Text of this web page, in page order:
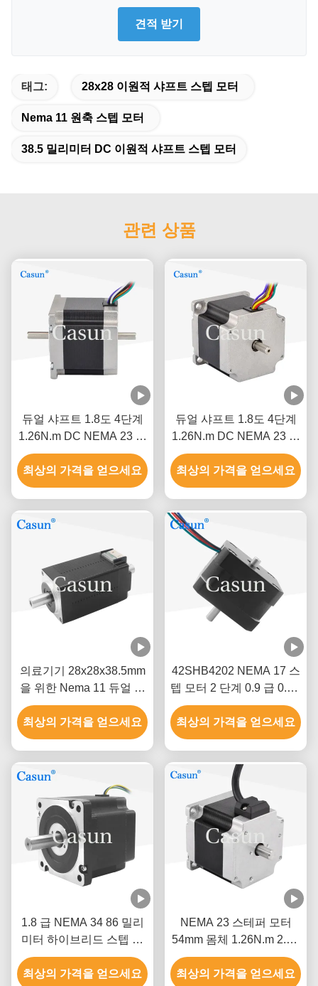
견적 받기
태그: 28x28 이원적 샤프트 스텝 모터
Nema 11 원축 스텝 모터
38.5 밀리미터 DC 이원적 샤프트 스텝 모터
관련 상품
듀얼 샤프트 1.8도 4단계
1.26N.m DC NEMA 23 하
이브리드 스테퍼 모터
CNC 로봇
최상의 가격을 얻으세요
듀얼 샤프트 1.8도 4단계
1.26N.m DC NEMA 23 하
이브리드 스테퍼 모터
CNC 로봇
최상의 가격을 얻으세요
의료기기 28x28x38.5mm
을 위한 Nema 11 듀얼 원
축 스테핑 모터
최상의 가격을 얻으세요
42SHB4202 NEMA 17 스
텝 모터 2 단계 0.9 급 0.8A
0.13N.M 4는 현명한 장비
를 전보로 청구합니다
최상의 가격을 얻으세요
1.8 급 NEMA 34 86 밀리
미터 하이브리드 스텝 모
터 길이 5N.M Cnc 장비 스
테핑 모터
최상의 가격을 얻으세요
NEMA 23 스테퍼 모터
54mm 몸체 1.26N.m 2.8A
CNC용 듀얼 샤프트
최상의 가격을 얻으세요